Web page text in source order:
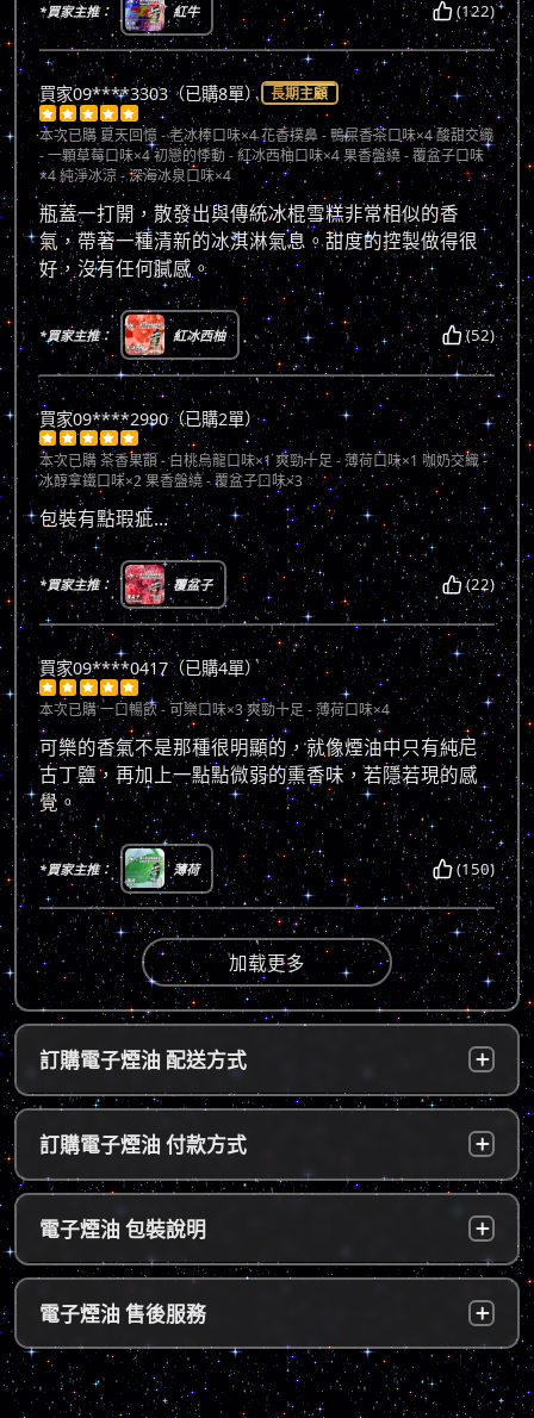
*買家主推： 紅牛 (122)
買家09****3303（已購8單） 長期主顧
    
本次已購 夏天回憶 - 老冰棒口味×4 花香撲鼻 - 鴨屎香茶口味×4 酸甜交織
- 一顆草莓口味×4 初戀的悸動 - 紅冰西柚口味×4 果香盤繞 - 覆盆子口味
×4 純淨冰涼 - 深海冰泉口味×4
瓶蓋一打開，散發出與傳統冰棍雪糕非常相似的香
氣，帶著一種清新的冰淇淋氣息。甜度的控製做得很
好，沒有任何膩感。
*買家主推： 紅冰西柚 (52)
買家09****2990（已購2單）
    
本次已購茶香果韻 - 白桃烏龍口味×1 爽勁十足 - 薄荷口味×1 咖奶交織 -
冰醇拿鐵口味×2 果香盤繞 - 覆盆子口味×3
包裝有點瑕疵…
*買家主推： 覆盆子 (22)
買家09****0417（已購4單）
    
本次已購一口暢飲 - 可樂口味×3 爽勁十足 - 薄荷口味×4
可樂的香氣不是那種很明顯的，就像煙油中只有純尼
古丁鹽，再加上一點點微弱的熏香味，若隱若現的感
覺。
*買家主推： 薄荷 (150)
加载更多
訂購電子煙油 配送方式
台灣本島：
a. 黑貓宅配：訂單成立後，24小時內寄出，2
～5個工作天內可送達指定地址。
b. 7-11便利店：訂單成立後，24小時內寄出，
2～5個工作天內可送達指定便利店。（ 如遇休
延。遇異常出貨情況，將另外通知您）。
*提示1：線上支付成功並至便利店取貨者須核
對證件，取貨人必須是商品託運單上的收件
人，收件人請勿使用暱稱、假名以免無法順利
取貨。
訂購電子煙油 付款方式
貨到付款：
使用貨到付款方式只需於配達貨物時，將訂單
款項以新台幣現金的方式繳款，即可完成付
款。
超商付款：
訂單送達門市後，會寄送簡訊通知取貨，請至
超商告知門市人員您訂購時所填寫的聯絡電話
後三碼，並付款取貨。
電子煙油 包裝說明
隱密包裝：
由於台灣法律政策原因，包裝上不會註明內容
物，謝謝理解。
電子煙油 售後服務
退換貨原則 包裹拆封請全程錄影，已確保雙方權益。